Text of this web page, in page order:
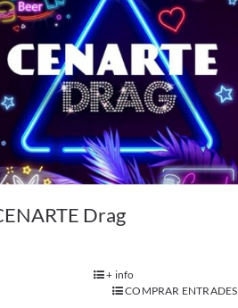
Drag
+ info
COMPRAR ENTRADES